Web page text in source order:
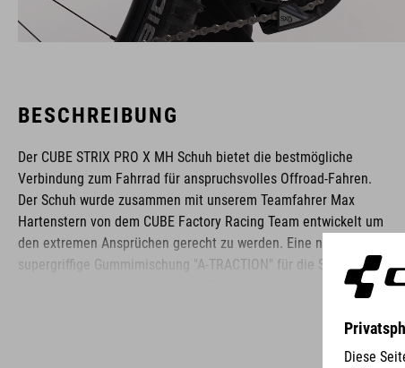
BESCHREIBUNG
Der CUBE STRIX PRO X MH Schuh bietet die bestmögliche
Verbindung zum Fahrrad für anspruchsvolles Offroad-Fahren.
Der Schuh wurde zusammen mit unserem Teamfahrer Max
Hartenstern von dem CUBE Factory Racing Team entwickelt um
den extremen Ansprüchen gerecht zu werden. Eine neue,
supergriffige Gummimischung "A-TRACTION" für die Sohle sorgt
für hervorragenden Grip auf den Pins von Klick-Pedalen, auch
gleichzeitig genug Flexibilität für optimale Fahrradkontrolle